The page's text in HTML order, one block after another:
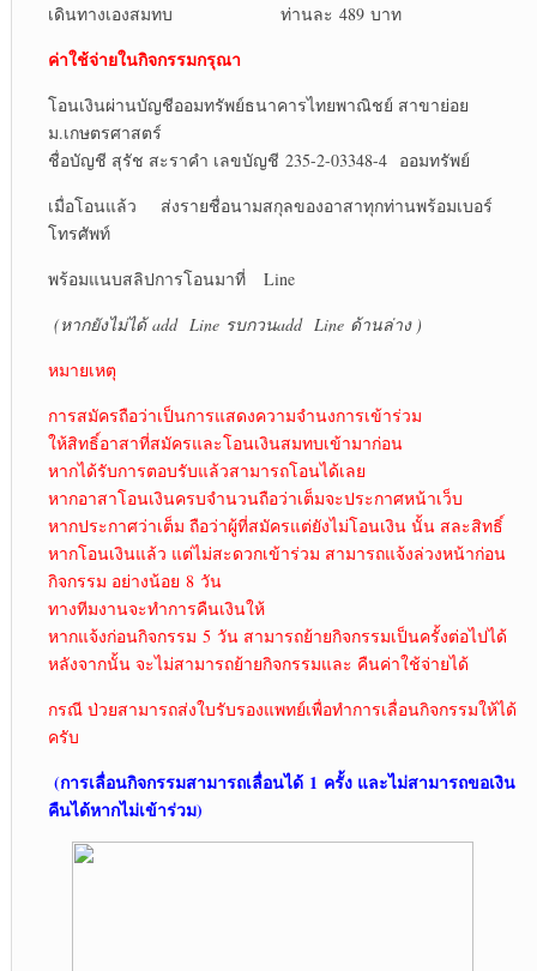
เดินทางเองสมทบ ท่านละ 489 บาท
ค่าใช้จ่ายในกิจกรรมกรุณา
โอนเงินผ่านบัญชีออมทรัพย์ธนาคารไทยพาณิชย์ สาขาย่อย
ม.เกษตรศาสตร์
ชื่อบัญชี สุรัช สะราคำ เลขบัญชี 235-2-03348-4 ออมทรัพย์
เมื่อโอนแล้ว ส่งรายชื่อนามสกุลของอาสาทุกท่านพร้อมเบอร์
โทรศัพท์
พร้อมแนบสลิปการโอนมาที่ Line
(หากยังไม่ได้add Line รบกวนadd Line ด้านล่าง )
หมายเหตุ
การสมัครถือว่าเป็นการแสดงความจำนงการเข้าร่วม
ให้สิทธิ์อาสาที่สมัครและโอนเงินสมทบเข้ามาก่อน
หากได้รับการตอบรับแล้วสามารถโอนได้เลย
หากอาสาโอนเงินครบจำนวนถือว่าเต็มจะประกาศหน้าเว็บ
หากประกาศว่าเต็ม ถือว่าผู้ที่สมัครแต่ยังไม่โอนเงิน นั้น สละสิทธิ์
หากโอนเงินแล้ว แต่ไม่สะดวกเข้าร่วม สามารถแจ้งล่วงหน้าก่อน
กิจกรรม อย่างน้อย 8 วัน
ทางทีมงานจะทำการคืนเงินให้
หากแจ้งก่อนกิจกรรม 5 วัน สามารถย้ายกิจกรรมเป็นครั้งต่อไปได้
หลังจากนั้น จะไม่สามารถย้ายกิจกรรมและ คืนค่าใช้จ่ายได้
กรณี ป่วยสามารถส่งใบรับรองแพทย์เพื่อทำการเลื่อนกิจกรรมให้ได้
ครับ
(การเลื่อนกิจกรรมสามารถเลื่อนได้ 1 ครั้ง และไม่สามารถขอเงิน
คืนได้หากไม่เข้าร่วม)